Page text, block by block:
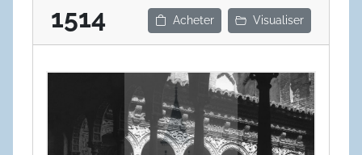
1514 Acheter Visualiser